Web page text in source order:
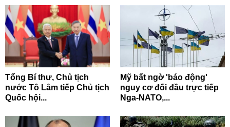
Tổng Bí thư, Chủ tịch
nước Tô Lâm tiếp Chủ tịch
Quốc hội...
Mỹ bất ngờ 'báo động'
nguy cơ đối đầu trực tiếp
Nga-NATO,...